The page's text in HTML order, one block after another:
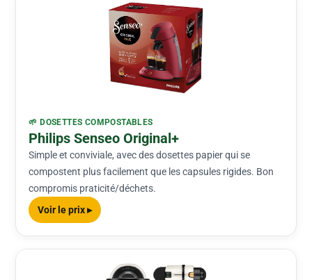
🌱 DOSETTES COMPOSTABLES
Philips Senseo Original+
Simple et conviviale, avec des dosettes papier qui se
compostent plus facilement que les capsules rigides. Bon
compromis praticité/déchets.
Voir le prix ▸